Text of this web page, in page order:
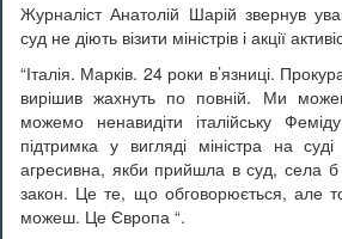
Журналіст Анатолій Шарій звернув
суд не діють візити міністрів і акції
“Італія. Марків. 24 роки в’язниці.
вирішив жахнуть по повній. Ми
можемо ненавидіти італійську
підтримка у вигляді міністра на
агресивна, якби прийшла в суд, села б
закон. Це те, що обговорюється, але
можеш. Це Європа “.